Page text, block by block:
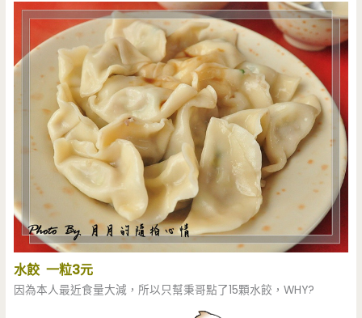
水餃 一粒3元
因為本人最近食量大減，所以只幫秉哥點了15顆水餃，WHY?